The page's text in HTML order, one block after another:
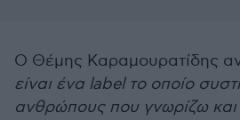
Ο Θέμης Καραμουρατίδης
είναι ένα label το οποίο
ανθρώπους που γνωρίζω και